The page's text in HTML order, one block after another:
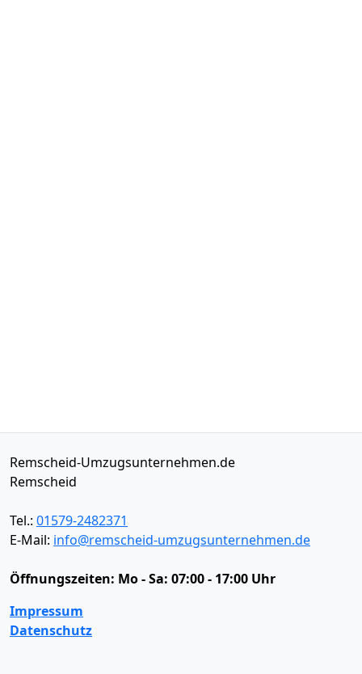
Remscheid-Umzugsunternehmen.de
Remscheid
Tel.: 01579-2482371
E-Mail: info@remscheid-umzugsunternehmen.de
Öffnungszeiten: Mo - Sa: 07:00 - 17:00 Uhr
Impressum
Datenschutz